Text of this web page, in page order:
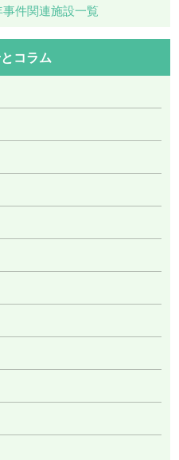
件関連施設一覧
コラム